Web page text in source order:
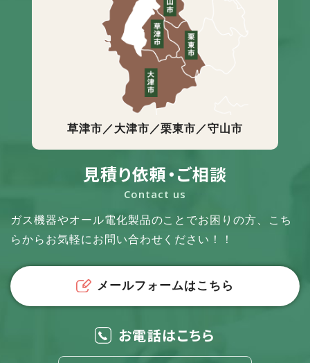
草津市／大津市／栗東市／守山市
見積り依頼・ご相談
Contact us
ガス機器やオール電化製品のことでお困りの方、
こち
らからお気軽にお問い合わせください！！
メールフォームはこちら
お電話はこちら